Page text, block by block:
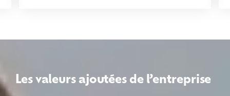
Les valeurs ajoutées de l’entreprise